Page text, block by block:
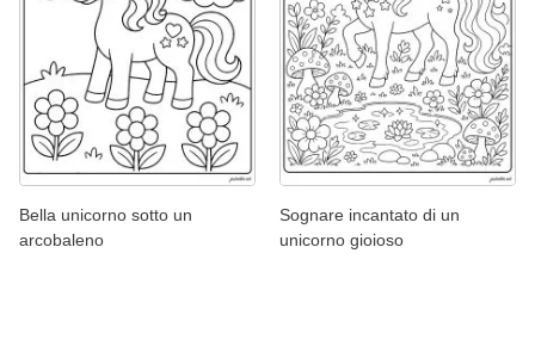
Bella unicorno sotto un
arcobaleno
Sognare incantato di un
unicorno gioioso